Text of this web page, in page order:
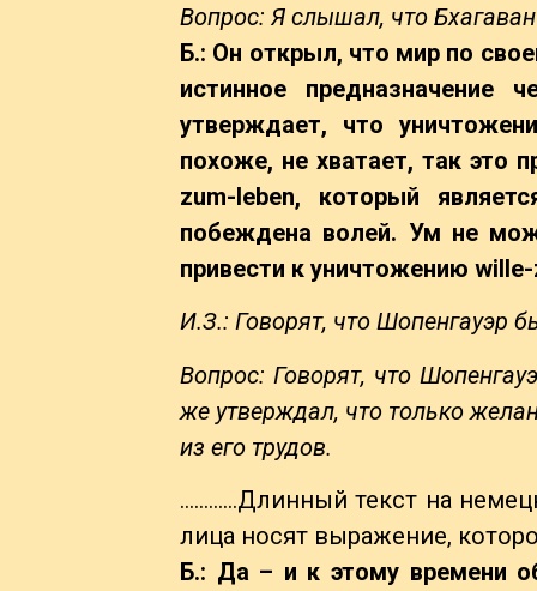
Вопрос: Я слышал, что
Б.: Он открыл, что мир по
истинное предназначение
утверждает, что
похоже, не хватает, так это
zum-leben, который
побеждена волей. Ум не
привести к уничтожению
И.З.: Говорят, что Шопенгауэр
Вопрос: Говорят, что
же утверждал, что только
из его трудов.
…………Длинный текст на
лица носят выражение,
Б.: Да – и к этому времени